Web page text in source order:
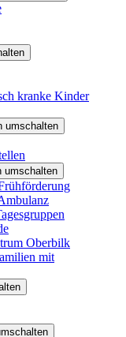
kranke Kinder
umschalten
umschalten
Oberbilk
mit